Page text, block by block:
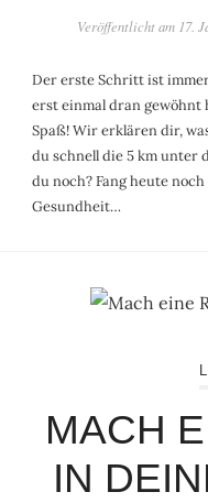
Veröffentlicht am 17.
Der erste Schritt ist
erst einmal dran gewöhnt
Spaß! Wir erklären dir,
du schnell die 5 km unter
du noch? Fang heute
Gesundheit…
MACH
IN